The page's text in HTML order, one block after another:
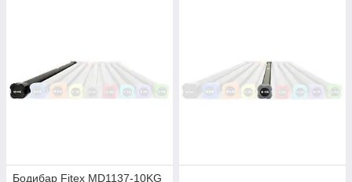
Бодибар Fitex MD1137-10KG